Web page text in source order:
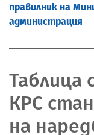
правилник на
администрация
Таблица
КРС
на